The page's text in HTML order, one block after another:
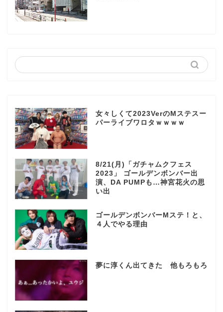
女々しくて2023VerのMステスー
パーライブワロタｗｗｗｗ
8/21(月)「ガチャムクフェス
2023」 ゴールデンボンバー出
演、DA PUMPも…神宮花火の思
い出
ゴールデンボンバーMステ！と、
４人でやる理由
夢に淳くん出てきた 他もろもろ